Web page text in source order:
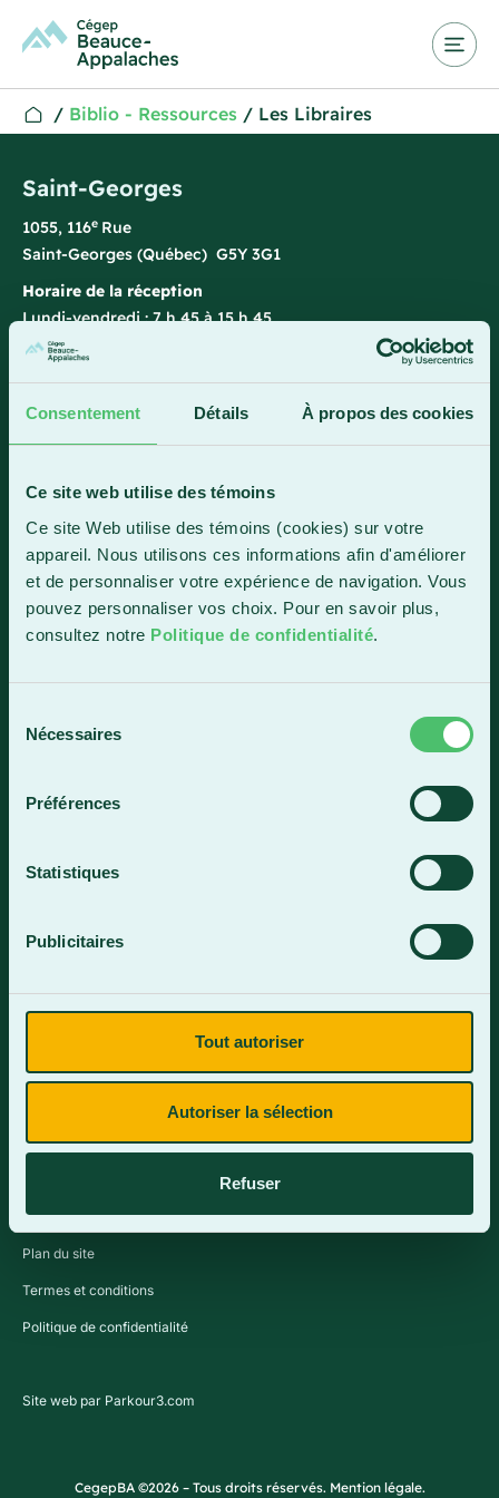
Consentement Détails À propos des cookies
Ce site web utilise des témoins
Ce site Web utilise des témoins (cookies) sur votre
appareil. Nous utilisons ces informations afin d'améliorer
et de personnaliser votre expérience de navigation. Vous
pouvez personnaliser vos choix. Pour en savoir plus,
consultez notre Politique de confidentialité.
Nécessaires
Préférences
Statistiques
Publicitaires
Tout autoriser
Autoriser la sélection
Refuser
/ Biblio - Ressources / Les Libraires
Saint-Georges
1055, 116e Rue
Saint-Georges (Québec) G5Y 3G1
Horaire de la réception
Lundi-vendredi : 7 h 45 à 15 h 45
418 228-8896
Sainte-Marie
1150, boul. Vachon Nord
Sainte-Marie (Québec) G6E 0R1
Horaire de la réception
Lundi-vendredi : 7 h 30 à 15 h 30
418 387-8896
Lac-Mégantic
Lac-Mégantic (Québec) G6B 3B4
Lundi-vendredi : 8 h à 16 h
Plan du site
Termes et conditions
Politique de confidentialité
Site web par Parkour3.com
CegepBA ©2026 – Tous droits réservés. Mention légale.